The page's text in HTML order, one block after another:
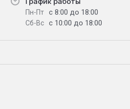
Пн-Пт с 8:00 до 18:00
Сб-Вс с 10:00 до 18:00